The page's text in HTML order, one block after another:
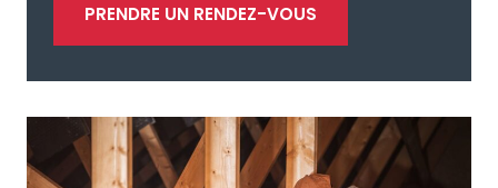
PRENDRE UN RENDEZ-VOUS